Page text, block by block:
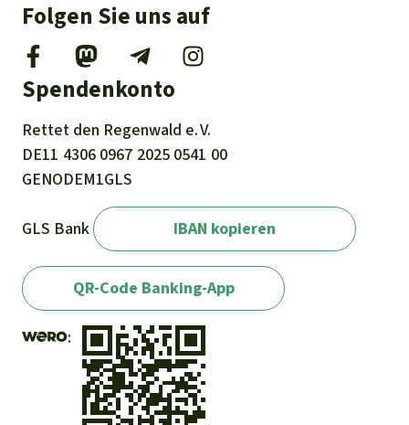
Folgen Sie uns auf
Spendenkonto
Rettet den Regenwald e. V.
DE11 4306 0967 2025 0541 00
GENODEM1GLS
GLS Bank IBAN kopieren
QR-Code Banking-App